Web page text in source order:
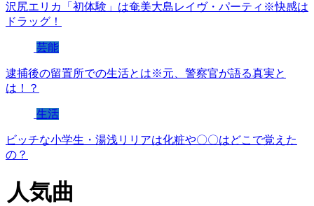
沢尻エリカ「初体験」は奄美大島レイヴ・パーティ※快感は
ドラッグ！
芸能
逮捕後の留置所での生活とは※元、警察官が語る真実と
は！？
生活
ビッチな小学生・湯浅リリアは化粧や〇〇はどこで覚えた
の？
人気曲